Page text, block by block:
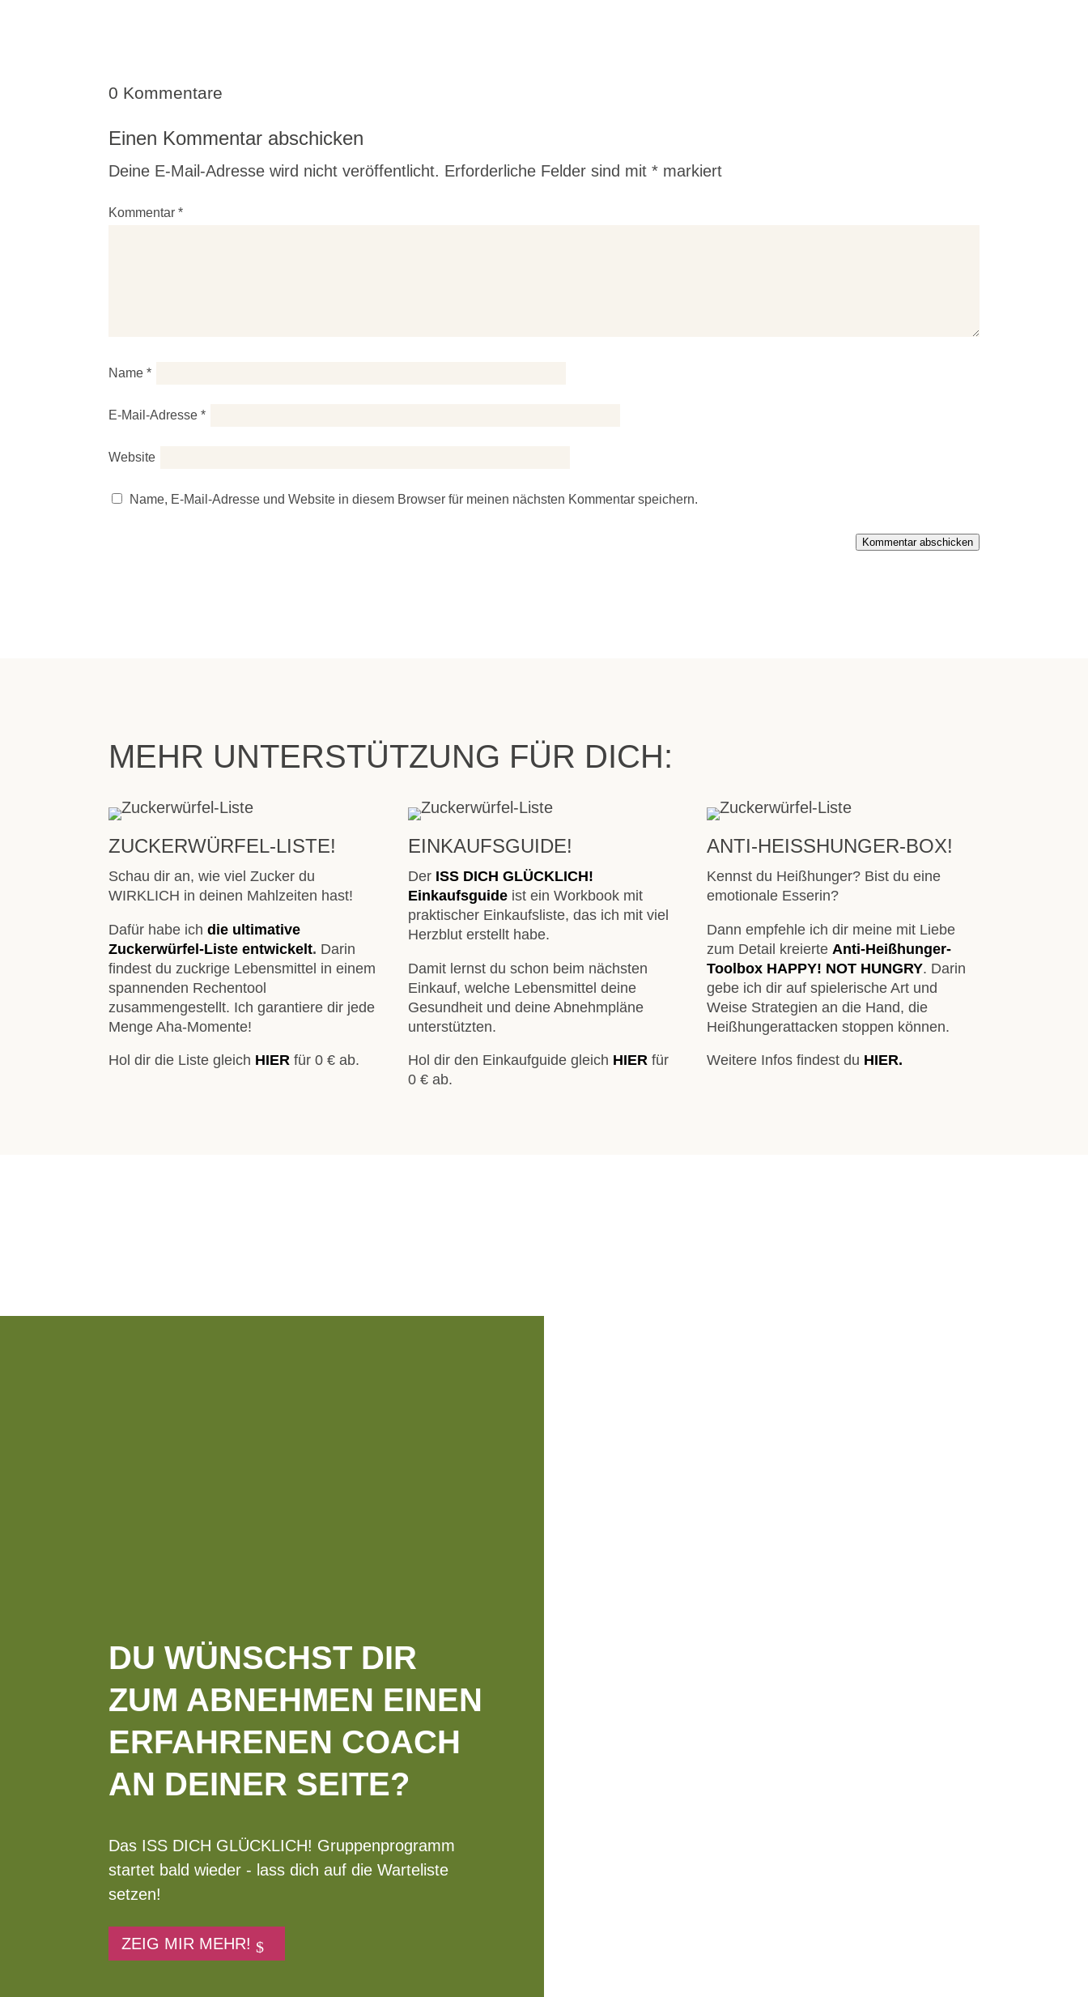
0 Kommentare
Einen Kommentar abschicken
Deine E-Mail-Adresse wird nicht veröffentlicht. Erforderliche Felder sind mit* markiert
Kommentar*
Name*
E-Mail-Adresse*
Website
Name, E-Mail-Adresse und Website in diesem Browser für meinen nächsten Kommentar speichern.
Kommentar abschicken
MEHR UNTERSTÜTZUNG FÜR DICH:
ZUCKERWÜRFEL-LISTE!
Schau dir an, wie viel Zucker du
WIRKLICH in deinen Mahlzeiten hast!
Dafür habe ichdie ultimative
Zuckerwürfel-Liste entwickelt. Darin
findest du zuckrige Lebensmittel in einem
spannenden Rechentool
zusammengestellt. Ich garantiere dir jede
Menge Aha-Momente!
Hol dir die Liste gleich HIER für 0 € ab.
EINKAUFSGUIDE!
Der ISS DICH GLÜCKLICH!
Einkaufsguideist ein Workbook mit
praktischer Einkaufsliste, das ich mit viel
Herzblut erstellt habe.
Damit lernst du schon beim nächsten
Einkauf, welche Lebensmittel deine
Gesundheit und deine Abnehmpläne
unterstützten.
Hol dir den Einkaufguide gleich HIERfür
0 € ab.
ANTI-HEISSHUNGER-BOX!
Kennst du Heißhunger? Bist du eine
emotionale Esserin?
Dann empfehle ich dir meine mit Liebe
zum Detail kreierte Anti-Heißhunger-
Toolbox HAPPY! NOT HUNGRY. Darin
gebe ich dir auf spielerische Art und
Weise Strategien an die Hand, die
Heißhungerattacken stoppen können.
Weitere Infos findest du HIER.
DU WÜNSCHST DIR
ZUM ABNEHMEN EINEN
ERFAHRENEN COACH
AN DEINER SEITE?
Das ISS DICH GLÜCKLICH! Gruppenprogramm
startet bald wieder - lass dich auf die Warteliste
setzen!
ZEIG MIR MEHR!